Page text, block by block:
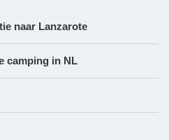
naar Lanzarote
camping in NL